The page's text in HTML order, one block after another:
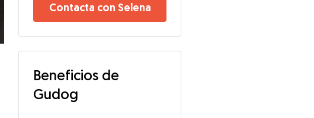
Contacta con Selena
Beneficios de
Gudog